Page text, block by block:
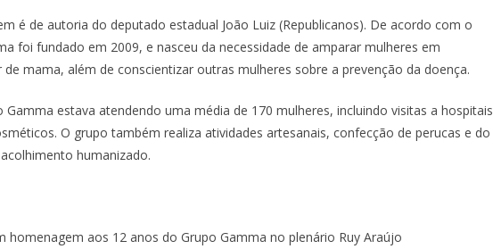
é de autoria do deputado estadual João Luiz (Republicanos). De acordo com o
foi fundado em 2009, e nasceu da necessidade de amparar mulheres em
mama, além de conscientizar outras mulheres sobre a prevenção da doença.
estava atendendo uma média de 170 mulheres, incluindo visitas a hospitais
O grupo também realiza atividades artesanais, confecção de perucas e do
humanizado.
homenagem aos 12 anos do Grupo Gamma no plenário Ruy Araújo